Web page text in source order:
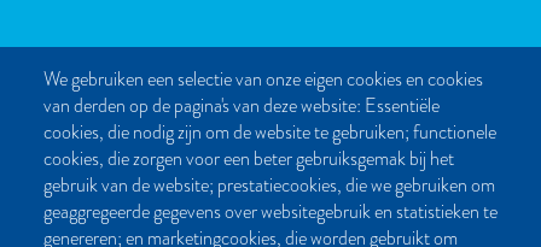
We gebruiken een selectie van onze eigen cookies en cookies
van derden op de pagina's van deze website: Essentiële
cookies, die nodig zijn om de website te gebruiken; functionele
cookies, die zorgen voor een beter gebruiksgemak bij het
gebruik van de website; prestatiecookies, die we gebruiken om
geaggregeerde gegevens over websitegebruik en statistieken te
genereren; en marketingcookies, die worden gebruikt om
CONTACT
Post- en bezoekadres:
Kattegat 32-8
9723 JP Groningen